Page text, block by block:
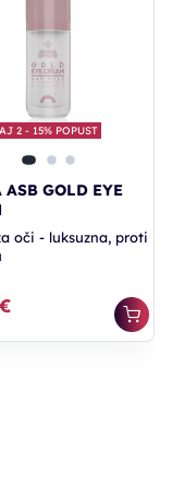
2 - 15% POPUST
ASB GOLD EYE
oči - luksuzna, proti